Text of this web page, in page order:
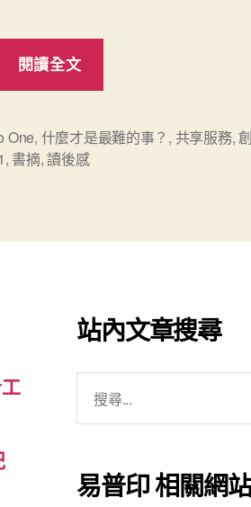
閱讀全文
0
發
One, 什麼才是最難的事？ , 共享服務,
, 書摘,讀後感
站內文章搜尋
字:
易普印 相關網站